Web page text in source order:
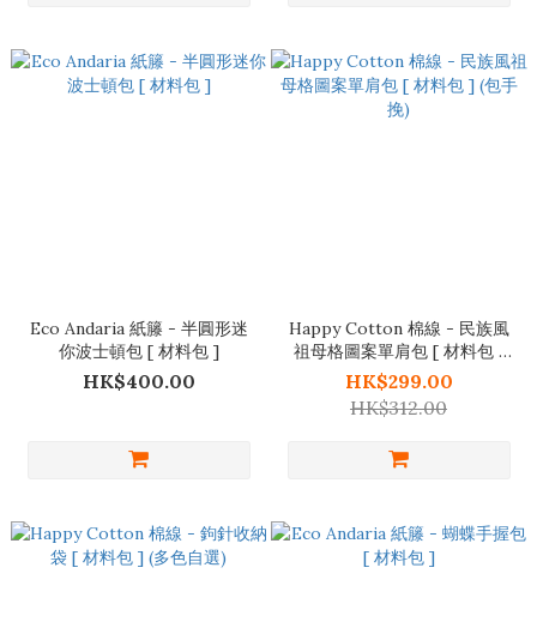
Eco Andaria 紙籐 - 半圓形迷
你波士頓包 [ 材料包 ]
HK$400.00
Happy Cotton 棉線 - 民族風
祖母格圖案單肩包 [ 材料包 ]
(包手挽)
HK$299.00
HK$312.00